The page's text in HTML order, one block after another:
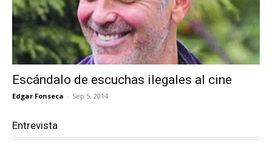
Escándalo de escuchas ilegales al cine
Edgar Fonseca - Sep 5, 2014
Entrevista